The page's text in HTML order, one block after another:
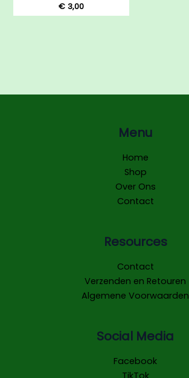
€ 3,00
Menu
Home
Shop
Over Ons
Contact
Resources
Contact
Verzenden en Retouren
Algemene Voorwaarden
Social Media
Facebook
TikTok